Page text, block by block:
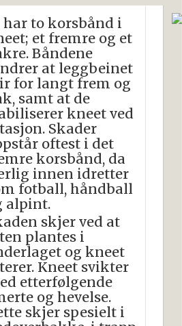
har to korsbånd i
et fremre og et
Båndene
at leggbeinet
for langt frem og
samt at de
kneet ved
Skader
oftest i det
korsbånd, da
innen idretter
fotball, håndball
alpint.
skjer ved at
plantes i
og kneet
Kneet svikter
etterfølgende
og hevelse.
skjer spesielt i